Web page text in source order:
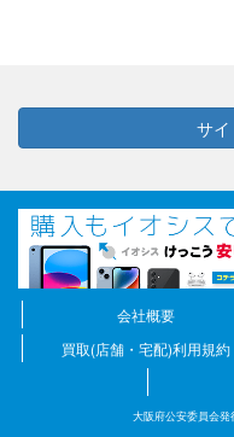
サ
会社概要
買取(店舗・宅配)利用規約
大阪府公安委員会